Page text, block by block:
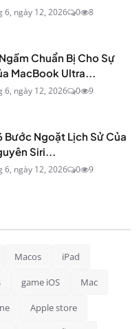
6, ngày 12, 2026 0 8
Chuẩn Bị Cho Sự
MacBook Ultra...
6, ngày 12, 2026 0 9
Bước Ngoặt Lịch Sử Của
Siri...
6, ngày 12, 2026 0 9
Macos iPad
game iOS Mac
Apple store